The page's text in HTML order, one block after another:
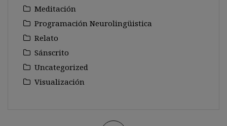
Meditación
Programación Neurolingüistica
Relato
Sánscrito
Uncategorized
Visualización